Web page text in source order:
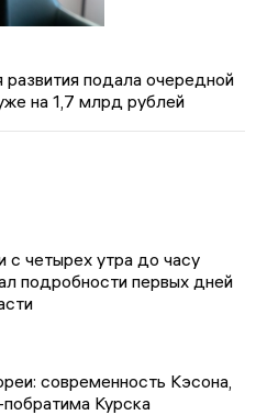
развития подала очередной
на 1,7 млрд рублей
с четырех утра до часу
подробности первых дней
современность Кэсона,
Курска